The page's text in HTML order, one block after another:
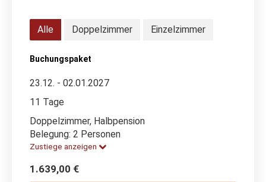
Alle Doppelzimmer Einzelzimmer
Buchungspaket
23.12. - 02.01.2027
11 Tage
Doppelzimmer, Halbpension
Belegung: 2 Personen
Zustiege anzeigen
1.639,00 €